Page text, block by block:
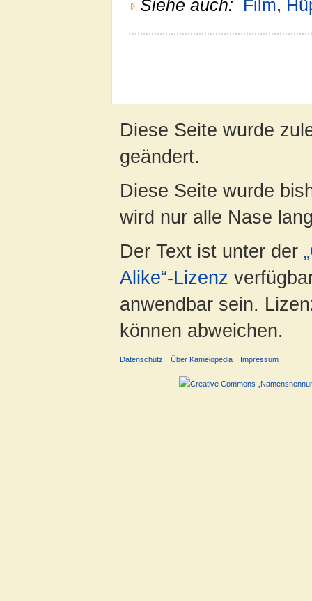
Siehe auch:
Film,
Diese Seite wurde
geändert.
Diese Seite wurde
wird nur alle Nase
Der Text ist unter der
Alike“-Lizenz
anwendbar sein.
können abweichen.
Datenschutz Über Kamelopedia Impressum